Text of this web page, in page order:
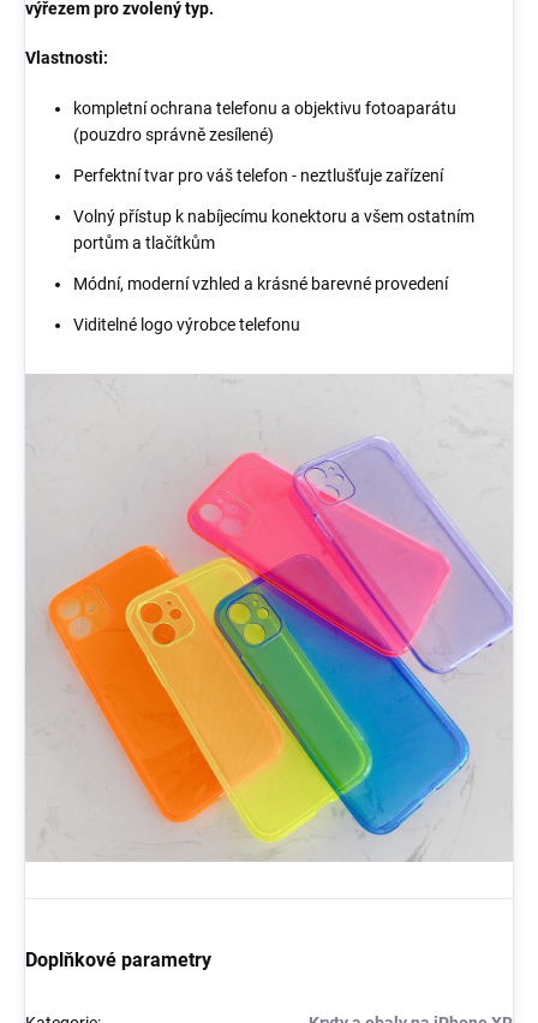
výřezem pro zvolený typ.
Vlastnosti:
kompletní ochrana telefonu a objektivu fotoaparátu
(pouzdro správně zesílené)
Perfektní tvar pro váš telefon - neztlušťuje zařízení
Volný přístup k nabíjecímu konektoru a všem ostatním
portům a tlačítkům
Módní, moderní vzhled a krásné barevné provedení
Viditelné logo výrobce telefonu
Doplňkové parametry